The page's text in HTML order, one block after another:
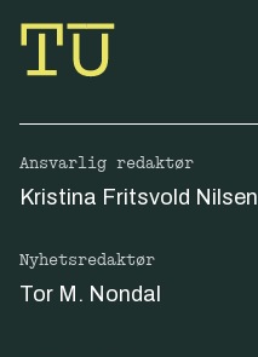
Ansvarlig redaktør
Kristina Fritsvold Nilsen
Nyhetsredaktør
Tor M. Nondal